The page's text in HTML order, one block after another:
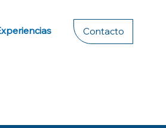
Contacto